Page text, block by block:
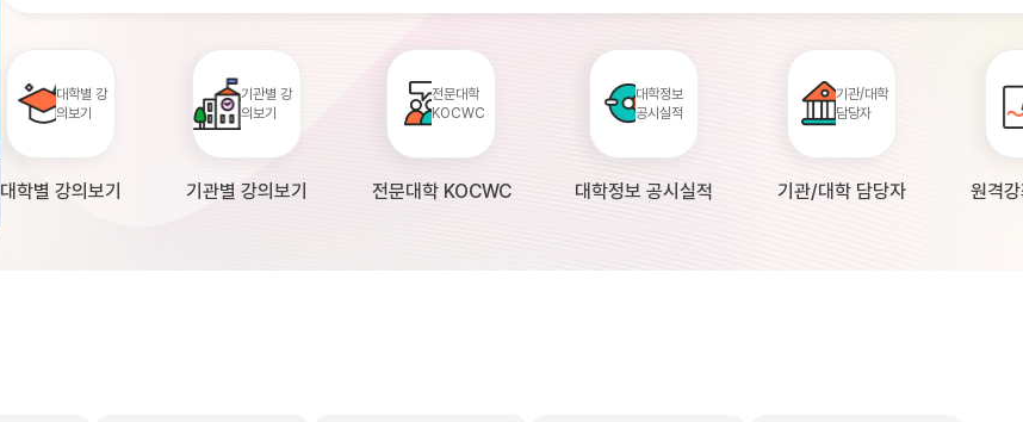
[안내] 2026년 대학정보공시 대학의 원격강좌 현황 조사 안내(자주묻... 2026-04-
대학별 강
의보기
대학별 강의보기
기관별 강
의보기
기관별 강의보기
전문대학
KOCWC
전문대학 KOCWC
대학정보
공시실적
대학정보 공시실적
기관/대학
담당자
기관/대학 담당자 원격